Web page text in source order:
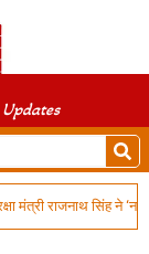
मंत्री राजनाथ सिंह ने